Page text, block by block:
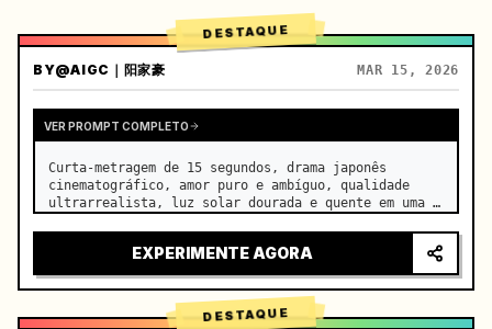
DESTAQUE
BY@AIGC｜阳家豪 MAR 15, 2026
VER PROMPT COMPLETO
Curta-metragem de 15 segundos, drama japonês
cinematográfico, amor puro e ambíguo, qualidade
ultrarrealista, luz solar dourada e quente em uma
minúsculas partículas de po…
EXPERIMENTE AGORA
DESTAQUE